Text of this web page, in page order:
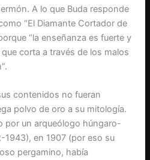
A lo que Buda responde
“El Diamante Cortador de
“la enseñanza es fuerte y
corta a través de los malos
contenidos no fueran
polvo de oro a su mitología.
por un arqueólogo húngaro-
1943), en 1907 (por eso su
pergamino, había